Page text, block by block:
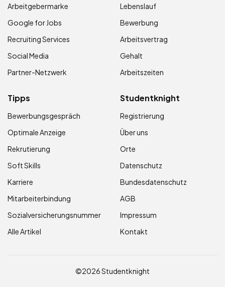
Arbeitgebermarke
Google for Jobs
Recruiting Services
Social Media
Partner-Netzwerk
Lebenslauf
Bewerbung
Arbeitsvertrag
Gehalt
Arbeitszeiten
Tipps
Bewerbungsgespräch
Optimale Anzeige
Rekrutierung
Soft Skills
Karriere
Mitarbeiterbindung
Sozialversicherungsnummer
Alle Artikel
Studentknight
Registrierung
Über uns
Orte
Datenschutz
Bundesdatenschutz
AGB
Impressum
Kontakt
©2026 Studentknight